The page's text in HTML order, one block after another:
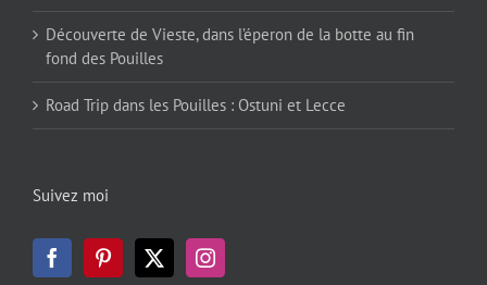
Découverte de Vieste, dans l’éperon de la botte au fin
fond des Pouilles
Road Trip dans les Pouilles : Ostuni et Lecce
Suivez moi